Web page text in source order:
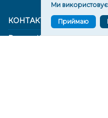
КОНТАКТИ
Редакційний відділ:
Ми
Приймаю